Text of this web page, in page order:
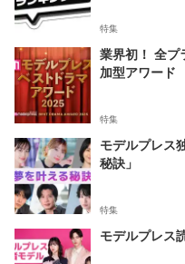
特集
業界初！ 全プ
加型アワード
特集
モデルプレス
秘訣」
特集
モデルプレス